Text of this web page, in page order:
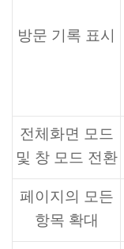
방문 기록 표시
전체화면 모드
및 창 모드 전환
페이지의 모든
항목 확대